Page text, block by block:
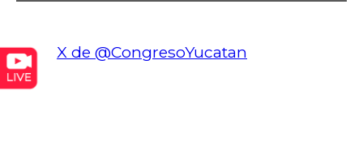
X de @CongresoYucatan